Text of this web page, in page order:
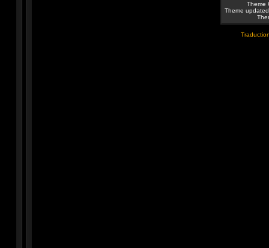
Theme
Theme